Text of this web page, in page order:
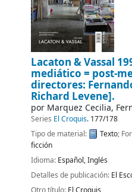
Lacaton & Vassal
mediático = post-
directores:
Richard Levene].
por Marquez Cecilia,
Series El Croquis. 177/178
Tipo de material:
Texto;
ficción
Idioma: Español,Inglés
Detalles de publicación: El